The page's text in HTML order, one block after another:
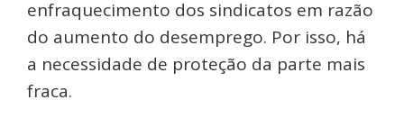
enfraquecimento dos sindicatos em razão
do aumento do desemprego. Por isso, há
a necessidade de proteção da parte mais
fraca.